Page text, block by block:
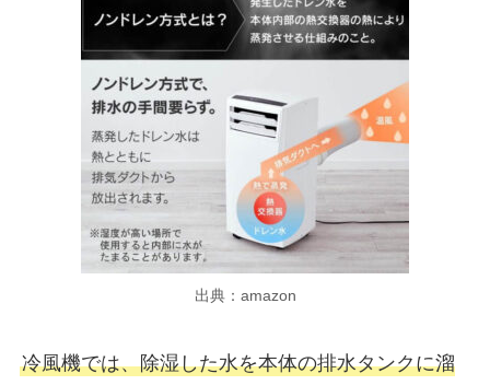
出典：amazon
冷風機では、除湿した水を本体の排水タンクに溜